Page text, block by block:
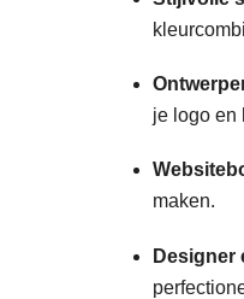
je logo en
maken.
Designer